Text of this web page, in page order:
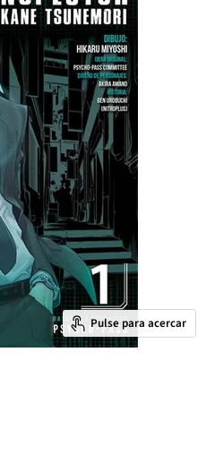
Pulse para acercar